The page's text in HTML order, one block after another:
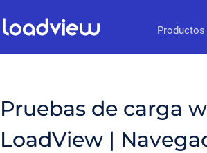
Productos
Pruebas de carga
LoadView |